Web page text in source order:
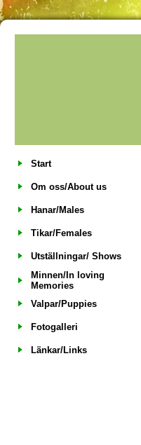
Start
Om oss/About us
Hanar/Males
Tikar/Females
Utställningar/ Shows
Minnen/In loving
Memories
Valpar/Puppies
Fotogalleri
Länkar/Links